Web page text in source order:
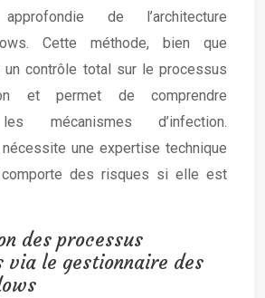
approfondie de l’architecture
Cette méthode, bien que
contrôle total sur le processus
et permet de comprendre
mécanismes d’infection.
une expertise technique
des risques si elle est
des processus
le gestionnaire des